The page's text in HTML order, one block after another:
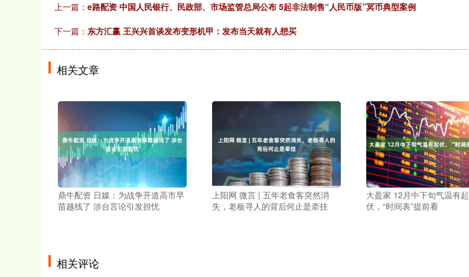
上一篇： e路配资 中国人民银行、民政部、市场监管总局公布 5起非法制售“人民币版”冥币典型案例
下一篇： 东方汇赢 王兴兴首谈发布变形机甲：发布当天就有人想买
相关文章
鼎牛配资 日媒：为战争开道高市早
苗越线了 涉台言论引发担忧
上阳网 微言 | 五年老食客突然消
失，老板寻人的背后何止是牵挂
大盈家 12月中下旬气温有起
伏，“时间表”提前看
相关评论